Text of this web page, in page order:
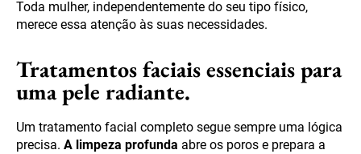
Toda mulher, independentemente do seu tipo físico,
merece essa atenção às suas necessidades.
Tratamentos faciais essenciais para
uma pele radiante.
Um tratamento facial completo segue sempre uma lógica
precisa. A limpeza profunda abre os poros e prepara a